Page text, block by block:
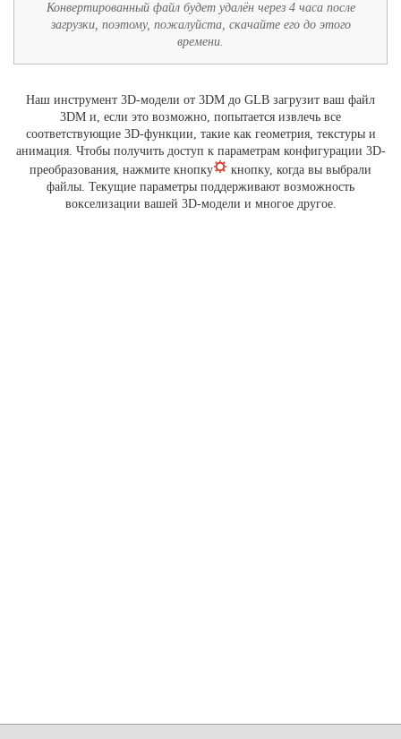
Конвертированный файл будет удалён через 4 часа после
загрузки, поэтому, пожалуйста, скачайте его до этого
времени.
Наш инструмент 3D-модели от 3DM до GLB загрузит ваш файл
3DM и, если это возможно, попытается извлечь все
соответствующие 3D-функции, такие как геометрия, текстуры и
анимация. Чтобы получить доступ к параметрам конфигурации 3D-
преобразования, нажмите кнопку
кнопку, когда вы выбрали
файлы. Текущие параметры поддерживают возможность
вокселизации вашей 3D-модели и многое другое.